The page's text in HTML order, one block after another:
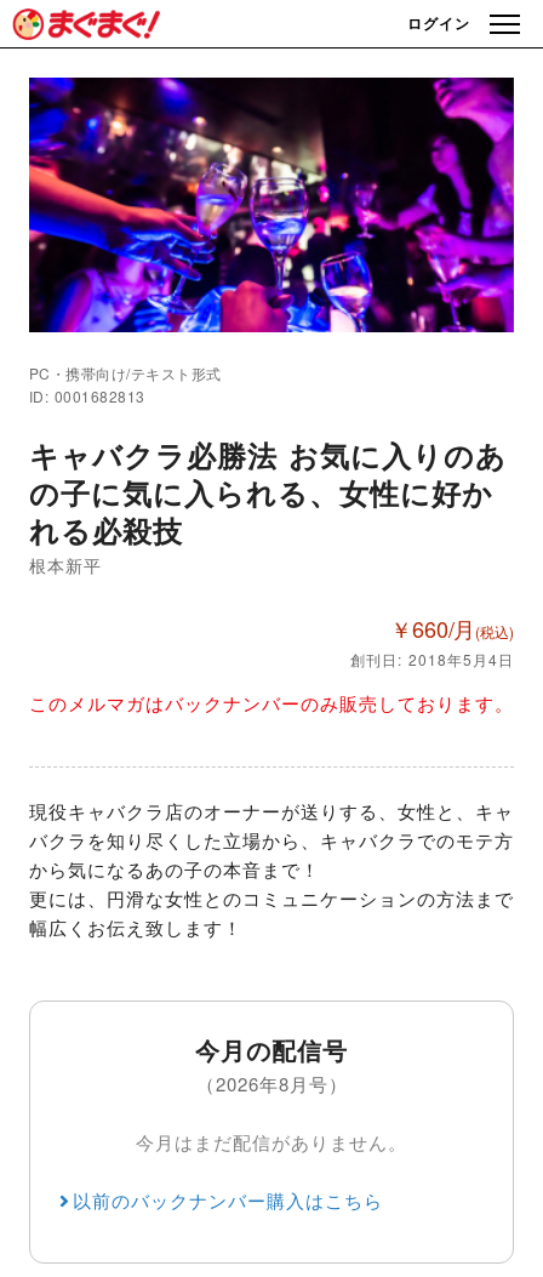
ログイン
PC・携帯向け/テキスト形式
ID: 0001682813
キャバクラ必勝法 お気に入りのあ
の子に気に入られる、女性に好か
れる必殺技
根本新平
￥660/月 (税込)
創刊日: 2018年5月4日
このメルマガはバックナンバーのみ販売しております。
現役キャバクラ店のオーナーが送りする、女性と、キャ
バクラを知り尽くした立場から、キャバクラでのモテ方
から気になるあの子の本音まで！
更には、円滑な女性とのコミュニケーションの方法まで
幅広くお伝え致します！
今月の配信号
（2026年8月号）
今月はまだ配信がありません。
以前のバックナンバー購入はこちら